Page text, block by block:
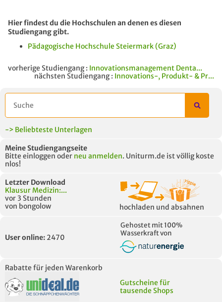
Hier findest du die Hochschulen an denen es diesen
Studiengang gibt.
Pädagogische Hochschule Steiermark (Graz)
vorherige Studiengang : Innovationsmanagement Denta...
nächsten Studiengang : Innovations-, Produkt- & Pr...
-> Beliebteste Unterlagen
Meine Studiengangseite
Bitte einloggen oder neu anmelden. Uniturm.de ist völlig koste
nlos!
Letzter Download
Klausur Medizin:...
vor 3 Stunden
von bongolow
hochladen und absahnen
User online: 2470
Gehostet mit 100%
Wasserkraft von
Rabatte für jeden Warenkorb
Gutscheine für
tausende Shops